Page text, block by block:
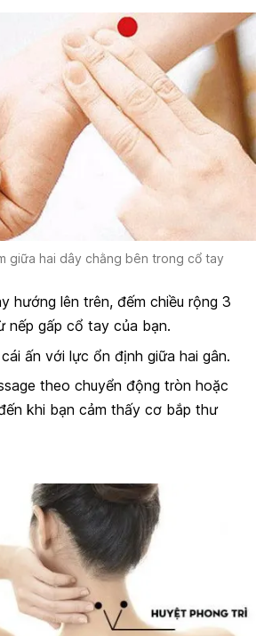
giữa hai dây chằng bên trong cổ tay
hướng lên trên, đếm chiều rộng 3
nếp gấp cổ tay của bạn.
ấn với lực ổn định giữa hai gân.
theo chuyển động tròn hoặc
khi bạn cảm thấy cơ bắp thư